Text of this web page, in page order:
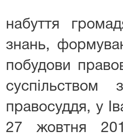
набуття
знань,
побудови
правосуддя, у
27 жовтня